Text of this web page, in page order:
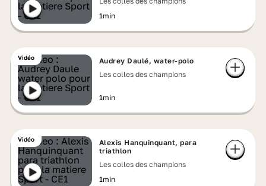
1min
Vidéo
Audrey Daulé, water-polo
Les colles des champions
1min
Vidéo
Alexis Hanquinquant, para
triathlon
Les colles des champions
1min